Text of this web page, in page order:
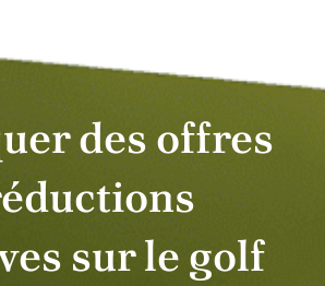
des offres
sur le golf